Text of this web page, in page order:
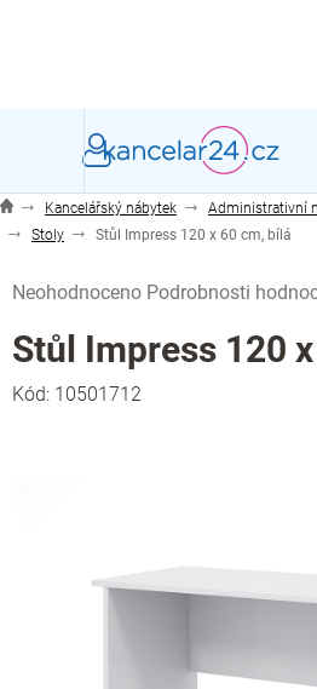
Kancelářský nábytek Administrativní
Stoly
Stůl Impress 120 x 60 cm, bílá
hodnocení
produktu
je
0,0
Neohodnoceno Podrobnosti
Stůl Impress 120
Kód: 10501712